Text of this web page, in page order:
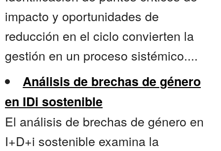
impacto y oportunidades de
reducción en el ciclo convierten la
gestión en un proceso sistémico....
Análisis de brechas de género
en IDi sostenible
El análisis de brechas de género en
I+D+i sostenible examina la